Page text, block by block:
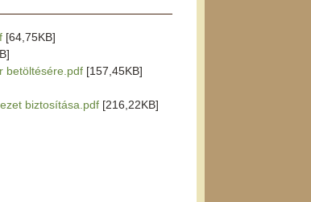
[64,75KB]
betöltésére.pdf [157,45KB]
biztosítása.pdf [216,22KB]